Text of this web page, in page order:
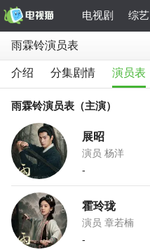
电视剧 综艺
雨霖铃演员表
介绍 分集剧情 演员表
雨霖铃演员表（主演）
展昭
演员 杨洋
-
霍玲珑
演员 章若楠
-